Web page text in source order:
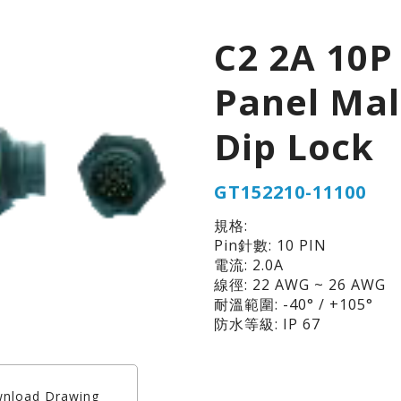
C2 2A 10P
Panel
Dip Lock
GT152210-11100
規格:
Pin針數: 10 PIN
電流: 2.0A
線徑: 22 AWG ~ 26 AWG
耐溫範圍: -40° / +105°
防水等級: IP 67
Drawing